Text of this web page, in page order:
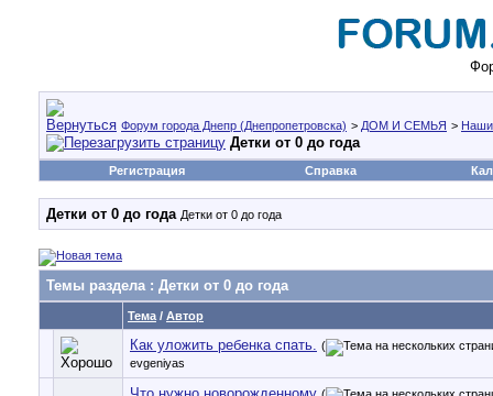
Форум города Днепр (Днепропетровска) > ДОМ И СЕМЬЯ > Наши
Детки от 0 до года
Регистрация Справка
Детки от 0 до года Детки от 0 до года
Темы раздела: Детки от 0 до года
Тема / Автор
Как уложить ребенка спать. (
evgeniyas